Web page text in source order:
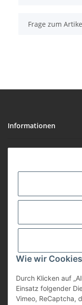
Wie wir
Durch Klicken auf
Einsatz folgender
Vimeo, ReCaptcha,
Frage zum
Informationen
Gute Preis/Leistung
viele Zahlungsarten
Günstige
Zahlungsarten